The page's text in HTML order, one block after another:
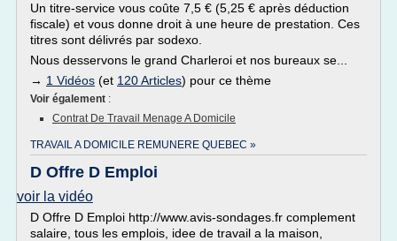
Un titre-service vous coûte 7,5 € (5,25 € après déduction
fiscale) et vous donne droit à une heure de prestation. Ces
titres sont délivrés par sodexo.
Nous desservons le grand Charleroi et nos bureaux se...
→ 1 Vidéos (et 120 Articles) pour ce thème
Voir également :
Contrat De Travail Menage A Domicile
TRAVAIL A DOMICILE REMUNERE QUEBEC »
D Offre D Emploi
voir la vidéo
D Offre D Emploi http://www.avis-sondages.fr complement
salaire, tous les emplois, idee de travail a la maison,